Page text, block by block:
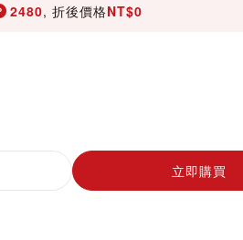
2480, 折後價格NT$0
立即購買